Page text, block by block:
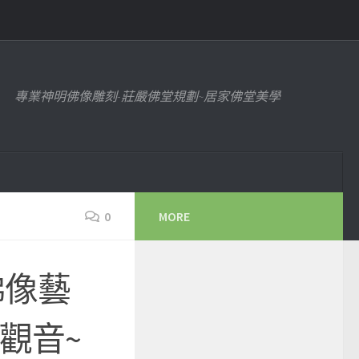
專業神明佛像雕刻-莊嚴佛堂規劃~居家佛堂美學
0
藝
音~
MORE